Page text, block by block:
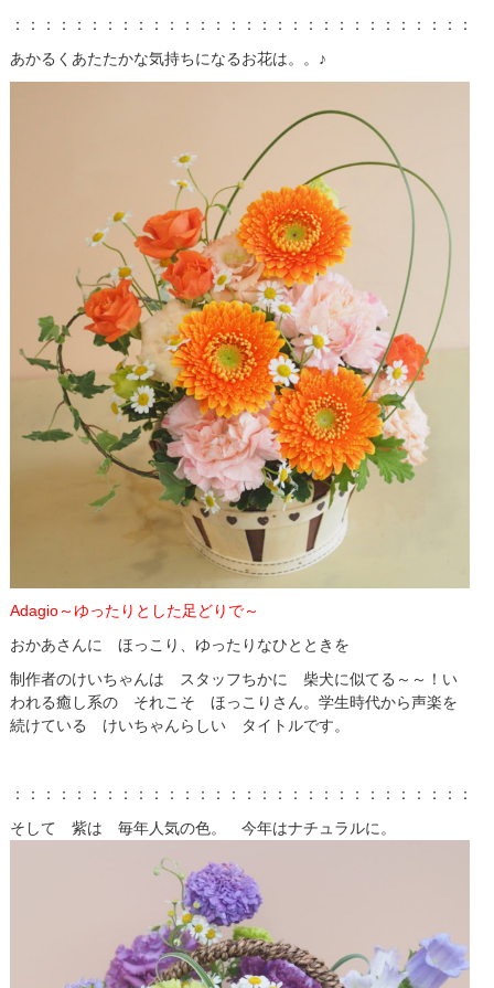
：：：：：：：：：：：：：：：：：：：：：：：：：：：：：：：
あかるくあたたかな気持ちになるお花は。。♪
Adagio～ゆったりとした足どりで～
おかあさんに ほっこり、ゆったりなひとときを
制作者のけいちゃんは スタッフちかに 柴犬に似てる～～！い
われる癒し系の それこそ ほっこりさん。学生時代から声楽を
続けている けいちゃんらしい タイトルです。
：：：：：：：：：：：：：：：：：：：：：：：：：：：：：：
そして 紫は 毎年人気の色。 今年はナチュラルに。